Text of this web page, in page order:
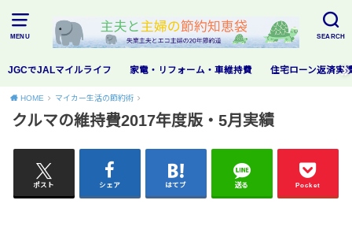
MENU SEARCH
JGCでJALマイルライフ 家電・リフォーム・車維持費 住宅ローン返済実
HOME マイカー生活の節約術
クルマの維持費2017年度版・5月実績
ポスト シェア はてブ 送る Pocket